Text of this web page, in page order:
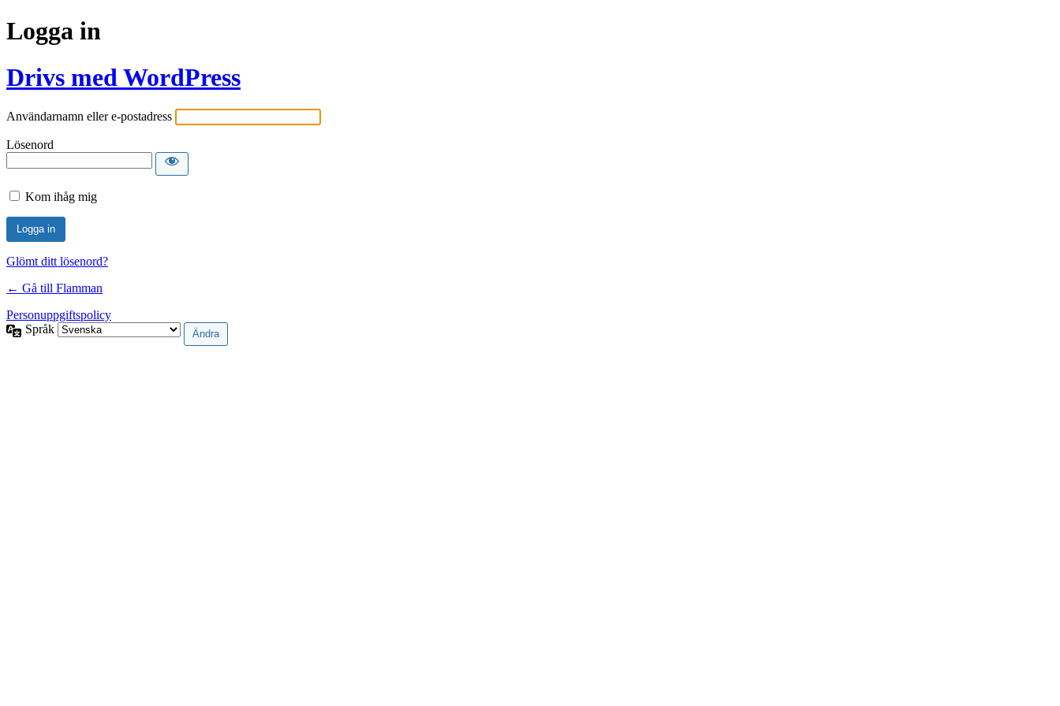
Logga in
Drivs med WordPress
Användarnamn eller e-postadress
Lösenord
Kom ihåg mig
Glömt ditt lösenord?
← Gå till Flamman
Personuppgiftspolicy
Språk